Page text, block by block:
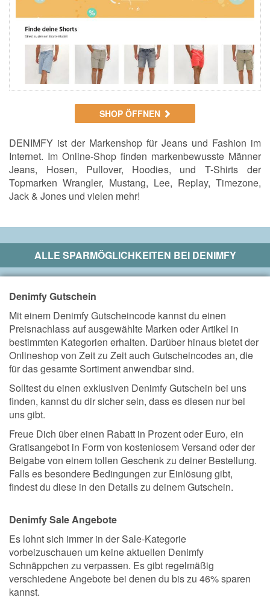
SHOP ÖFFNEN
DENIMFY ist der Markenshop für Jeans und Fashion im
Internet. Im Online-Shop finden markenbewusste Männer
Jeans, Hosen, Pullover, Hoodies, und T-Shirts der
Topmarken Wrangler, Mustang, Lee, Replay, Timezone,
Jack & Jones und vielen mehr!
ALLE SPARMÖGLICHKEITEN BEI DENIMFY
Denimfy Gutschein
Mit einem Denimfy Gutscheincode kannst du einen
Preisnachlass auf ausgewählte Marken oder Artikel in
bestimmten Kategorien erhalten. Darüber hinaus bietet der
Onlineshop von Zeit zu Zeit auch Gutscheincodes an, die
für das gesamte Sortiment anwendbar sind.
Solltest du einen exklusiven Denimfy Gutschein bei uns
finden, kannst du dir sicher sein, dass es diesen nur bei
uns gibt.
Freue Dich über einen Rabatt in Prozent oder Euro, ein
Gratisangebot in Form von kostenlosem Versand oder der
Beigabe von einem tollen Geschenk zu deiner Bestellung.
Falls es besondere Bedingungen zur Einlösung gibt,
findest du diese in den Details zu deinem Gutschein.
Denimfy Sale Angebote
Es lohnt sich immer in der Sale-Kategorie
vorbeizuschauen um keine aktuellen Denimfy
Schnäppchen zu verpassen. Es gibt regelmäßig
verschiedene Angebote bei denen du bis zu 46% sparen
kannst.